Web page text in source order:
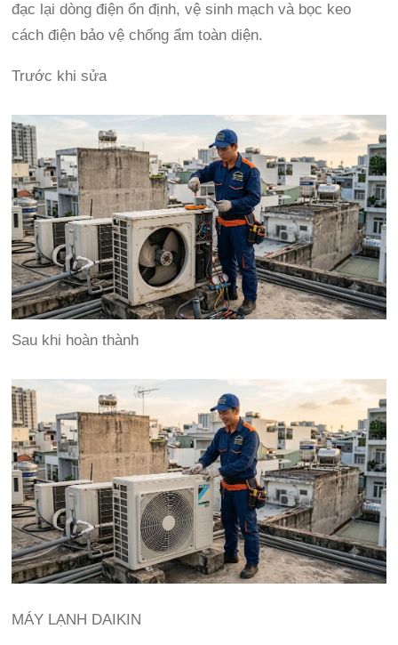
đạc lại dòng điện ổn định, vệ sinh mạch và bọc keo
cách điện bảo vệ chống ẩm toàn diện.
Trước khi sửa
Sau khi hoàn thành
MÁY LẠNH DAIKIN